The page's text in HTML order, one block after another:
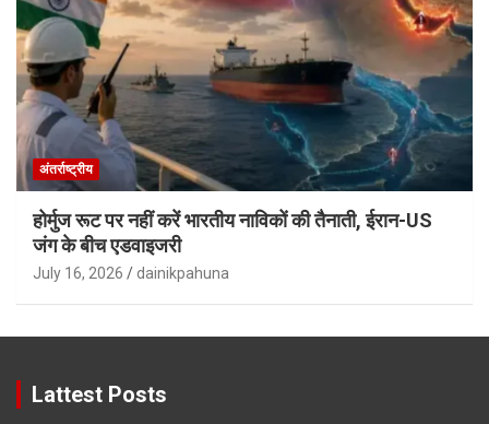
अंतर्राष्ट्रीय
होर्मुज रूट पर नहीं करें भारतीय नाविकों की तैनाती, ईरान-US
जंग के बीच एडवाइजरी
July 16, 2026 dainikpahuna
Lattest Posts